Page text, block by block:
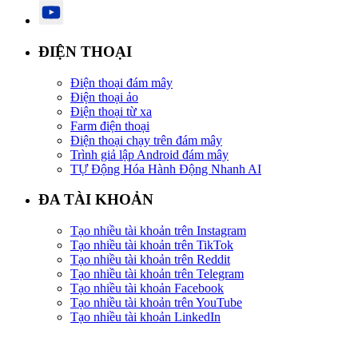
ĐIỆN THOẠI
Điện thoại đám mây
Điện thoại ảo
Điện thoại từ xa
Farm điện thoại
Điện thoại chạy trên đám mây
Trình giả lập Android đám mây
TỰ Động Hóa Hành Động Nhanh AI
ĐA TÀI KHOẢN
Tạo nhiều tài khoản trên Instagram
Tạo nhiều tài khoản trên TikTok
Tạo nhiều tài khoản trên Reddit
Tạo nhiều tài khoản trên Telegram
Tạo nhiều tài khoản Facebook
Tạo nhiều tài khoản trên YouTube
Tạo nhiều tài khoản LinkedIn